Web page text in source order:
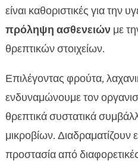
είναι καθοριστικές για την
πρόληψη ασθενειώνμε
θρεπτικών στοιχείων.
Επιλέγοντας φρούτα,
ενδυναμώνουμε τον
θρεπτικά συστατικά
μικροβίων. Διαδραματίζουν
προστασία από